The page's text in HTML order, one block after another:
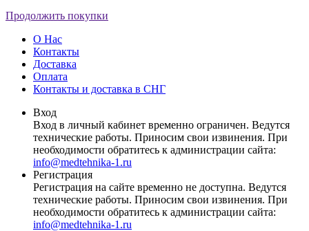
Продолжить покупки
О Нас
Контакты
Доставка
Оплата
Контакты и доставка в СНГ
Вход
Вход в личный кабинет временно ограничен. Ведутся
технические работы. Приносим свои извинения. При
необходимости обратитесь к администрации сайта:
info@medtehnika-1.ru
Регистрация
Регистрация на сайте временно не доступна. Ведутся
технические работы. Приносим свои извинения. При
необходимости обратитесь к администрации сайта:
info@medtehnika-1.ru